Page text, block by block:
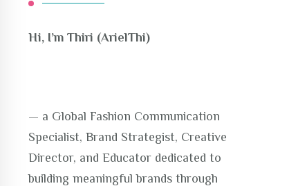
Hi, I’m Thiri (ArielThi)
— a Global Fashion Communication
Specialist, Brand Strategist, Creative
Director, and Educator dedicated to
building meaningful brands through